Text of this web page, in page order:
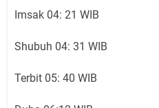
Imsak 04: 21 WIB
Shubuh 04: 31 WIB
Terbit 05: 40 WIB